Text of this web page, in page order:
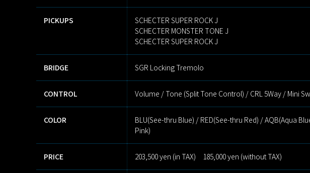
PICKUPS
SCHECTER SUPER ROCK J
SCHECTER MONSTER TONE J
SCHECTER SUPER ROCK J
BRIDGE SGR Locking Tremolo
CONTROL Volume / Tone (Split Tone Control) / CRL 5Way / Mini
COLOR
BLU(See-thru Blue) / RED(See-thru Red) / AQB(Aqua
Pink)
PRICE 203,500 yen (in TAX) 185,000 yen (without TAX)